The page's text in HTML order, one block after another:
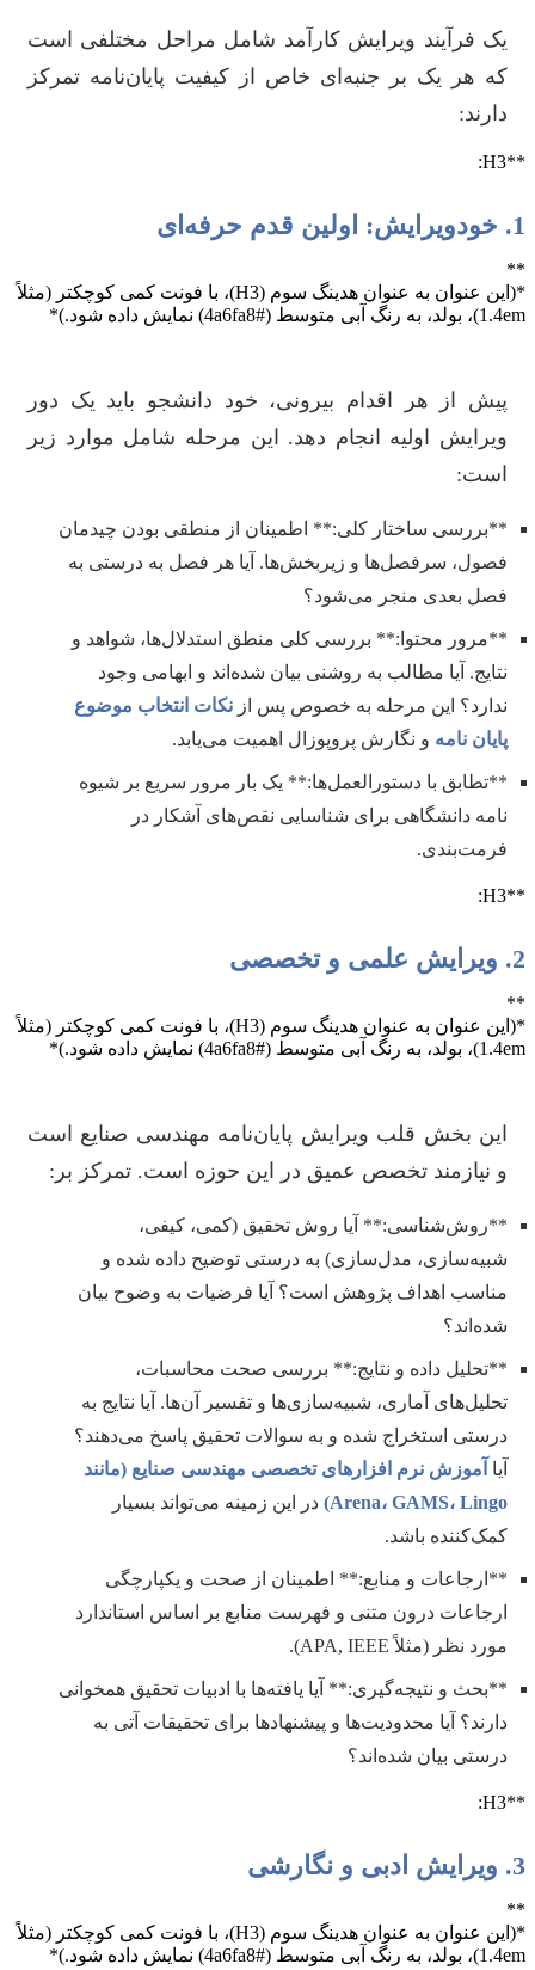
یک فرآیند ویرایش کارآمد شامل مراحل مختلفی است
که هر یک بر جنبه‌ای خاص از کیفیت پایان‌نامه تمرکز
دارند:
**H3:
1. خودویرایش: اولین قدم حرفه‌ای
**
*(این عنوان به عنوان هدینگ سوم (H3)، با فونت کمی کوچکتر (مثلاً
1.4em)، بولد، به رنگ آبی متوسط (#4a6fa8) نمایش داده شود.)*
پیش از هر اقدام بیرونی، خود دانشجو باید یک دور
ویرایش اولیه انجام دهد. این مرحله شامل موارد زیر
است:
**بررسی ساختار کلی:** اطمینان از منطقی بودن چیدمان
فصول، سرفصل‌ها و زیربخش‌ها. آیا هر فصل به درستی به
فصل بعدی منجر می‌شود؟
**مرور محتوا:** بررسی کلی منطق استدلال‌ها، شواهد و
نتایج. آیا مطالب به روشنی بیان شده‌اند و ابهامی وجود
ندارد؟ این مرحله به خصوص پس از نکات انتخاب موضوع
پایان نامه و نگارش پروپوزال اهمیت می‌یابد.
**تطابق با دستورالعمل‌ها:** یک بار مرور سریع بر شیوه
نامه دانشگاهی برای شناسایی نقص‌های آشکار در
فرمت‌بندی.
**H3:
2. ویرایش علمی و تخصصی
**
*(این عنوان به عنوان هدینگ سوم (H3)، با فونت کمی کوچکتر (مثلاً
1.4em)، بولد، به رنگ آبی متوسط (#4a6fa8) نمایش داده شود.)*
این بخش قلب ویرایش پایان‌نامه مهندسی صنایع است
و نیازمند تخصص عمیق در این حوزه است. تمرکز بر:
**روش‌شناسی:** آیا روش تحقیق (کمی، کیفی،
شبیه‌سازی، مدل‌سازی) به درستی توضیح داده شده و
مناسب اهداف پژوهش است؟ آیا فرضیات به وضوح بیان
شده‌اند؟
**تحلیل داده و نتایج:** بررسی صحت محاسبات،
تحلیل‌های آماری، شبیه‌سازی‌ها و تفسیر آن‌ها. آیا نتایج به
درستی استخراج شده و به سوالات تحقیق پاسخ می‌دهند؟
آیا آموزش نرم افزارهای تخصصی مهندسی صنایع (مانند
Arena، GAMS، Lingo) در این زمینه می‌تواند بسیار
کمک‌کننده باشد.
**ارجاعات و منابع:** اطمینان از صحت و یکپارچگی
ارجاعات درون متنی و فهرست منابع بر اساس استاندارد
مورد نظر (مثلاً APA, IEEE).
**بحث و نتیجه‌گیری:** آیا یافته‌ها با ادبیات تحقیق همخوانی
دارند؟ آیا محدودیت‌ها و پیشنهادها برای تحقیقات آتی به
درستی بیان شده‌اند؟
**H3:
3. ویرایش ادبی و نگارشی
**
*(این عنوان به عنوان هدینگ سوم (H3)، با فونت کمی کوچکتر (مثلاً
1.4em)، بولد، به رنگ آبی متوسط (#4a6fa8) نمایش داده شود.)*